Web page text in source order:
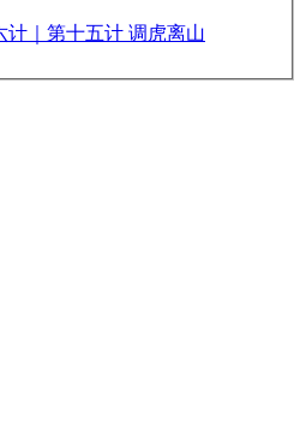
计｜第十五计 调虎离山